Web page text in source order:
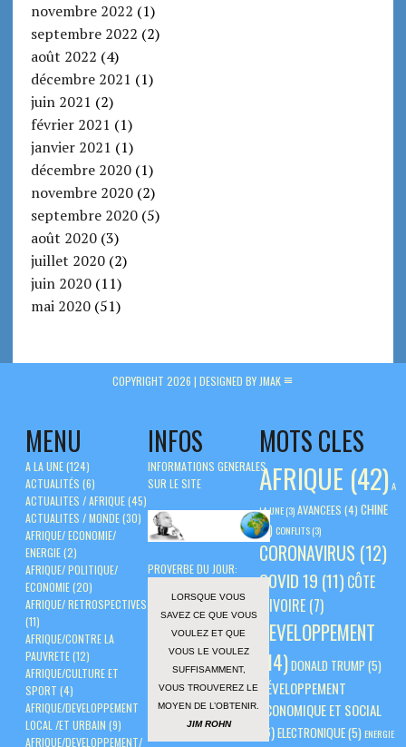
novembre 2022 (1)
septembre 2022 (2)
août 2022 (4)
décembre 2021 (1)
juin 2021 (2)
février 2021 (1)
janvier 2021 (1)
décembre 2020(1)
novembre 2020(2)
septembre 2020(5)
août 2020(3)
juillet 2020(2)
juin 2020(11)
mai 2020(51)
COPYRIGHT 2026 | DESIGNED BY JMAK
MENU
A LA UNE(124)
ACTUALITÉS (6)
ACTUALITES / AFRIQUE(45)
ACTUALITES / MONDE(30)
AFRIQUE/ ECONOMIE/
ENERGIE(2)
AFRIQUE/ POLITIQUE/
ECONOMIE(20)
AFRIQUE/ RETROSPECTIVES
(11)
AFRIQUE/CONTRE LA
PAUVRETE(12)
AFRIQUE/CULTURE ET
SPORT (4)
AFRIQUE/DEVELOPPEMENT
LOCAL /ET URBAIN (9)
AFRIQUE/DEVELOPPEMENT/
MOTS CLES
AFRIQUE (42) A
LA UNE(3)AVANCEES (4) CHINE
(5)CONFLITS(3)
CORONAVIRUS (12)
COVID 19 (11) CÔTE
D'IVOIRE (7)
DEVELOPPEMENT
(14)DONALD TRUMP(5)
DÉVELOPPEMENT
ÉCONOMIQUE ET SOCIAL
(6)ELECTRONIQUE(5)ENERGIE
INFOS
INFORMATIONS GENERALES
SUR LE SITE
PROVERBE DU JOUR:
LORSQUE VOUS
SAVEZ CE QUE VOUS
VOULEZ ET QUE
VOUS LE VOULEZ
SUFFISAMMENT,
VOUS TROUVEREZ LE
MOYEN DE L’OBTENIR.
JIM ROHN